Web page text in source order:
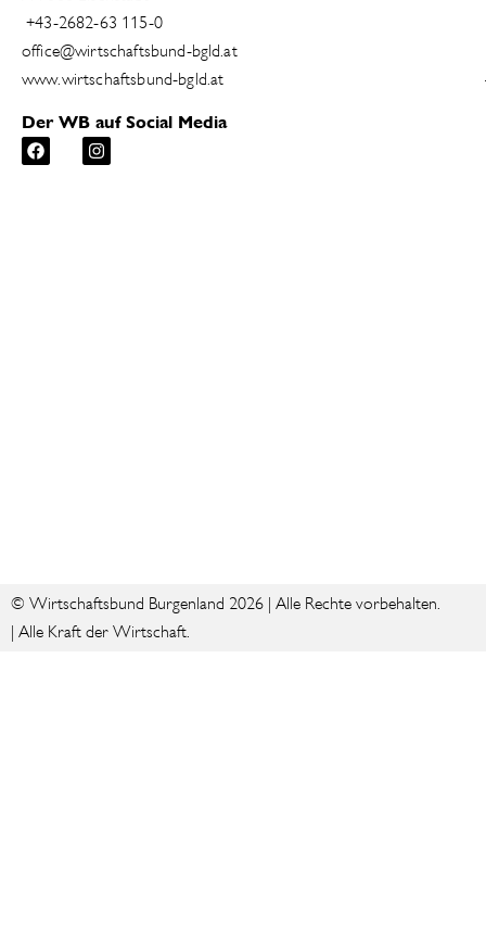
+43-2682-63 115-0
office@wirtschaftsbund-bgld.at
www.wirtschaftsbund-bgld.at
Der WB auf Social Media
© Wirtschaftsbund Burgenland 2026 | Alle Rechte vorbehalten.
| Alle Kraft der Wirtschaft.